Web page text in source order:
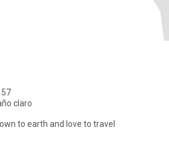
57
claro
to earth and love to travel